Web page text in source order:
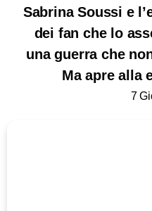
Sabrina Soussi e
dei fan che lo
una guerra che
Ma apre alla
7